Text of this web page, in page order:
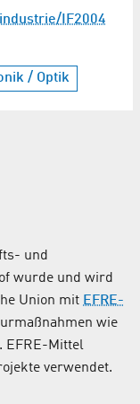
IF2004
/ Optik
und
wurde und wird
Union mit EFRE-
wie
. EFRE-Mittel
verwendet.